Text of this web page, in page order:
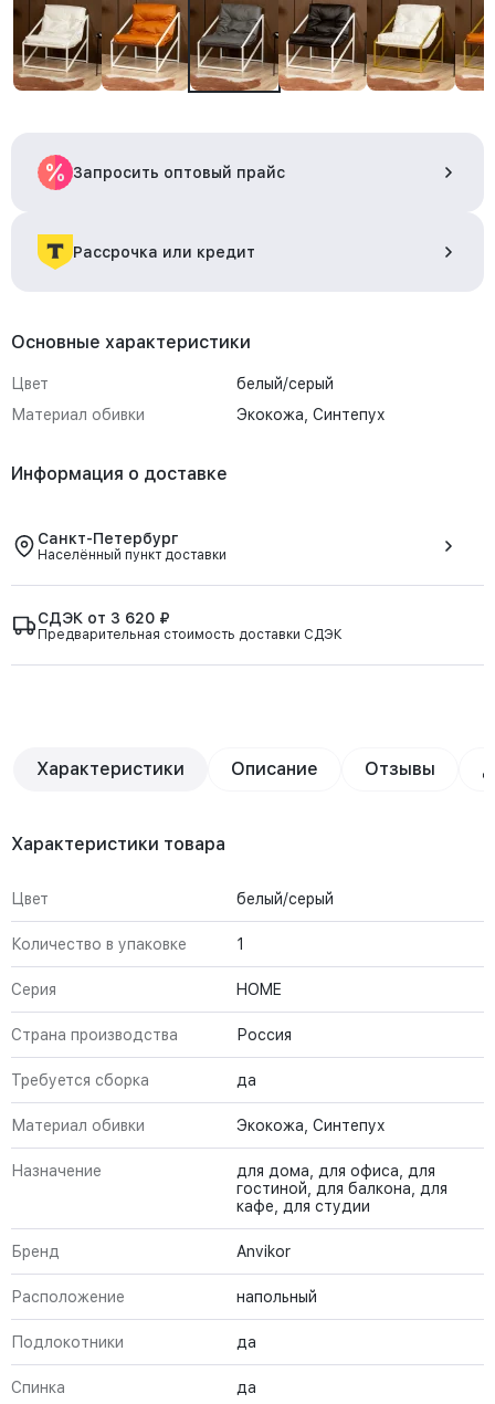
Запросить оптовый прайс
Рассрочка или кредит
Основные характеристики
Цвет
белый/серый
Материал обивки
Экокожа, Синтепух
Информация о доставке
Санкт-Петербург
Населённый пункт доставки
СДЭК от 3 620 ₽
Предварительная стоимость доставки СДЭК
Характеристики Описание Отзывы
Характеристики товара
Цвет белый/серый
Количество в упаковке 1
Серия HOME
Страна производства Россия
Требуется сборка да
Материал обивки Экокожа, Синтепух
Назначение
для дома, для офиса, для
гостиной, для балкона, для
кафе, для студии
Бренд Anvikor
Расположение напольный
Подлокотники да
Спинка да